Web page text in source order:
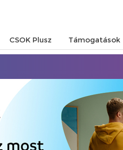
CSOK Plusz Támogatások